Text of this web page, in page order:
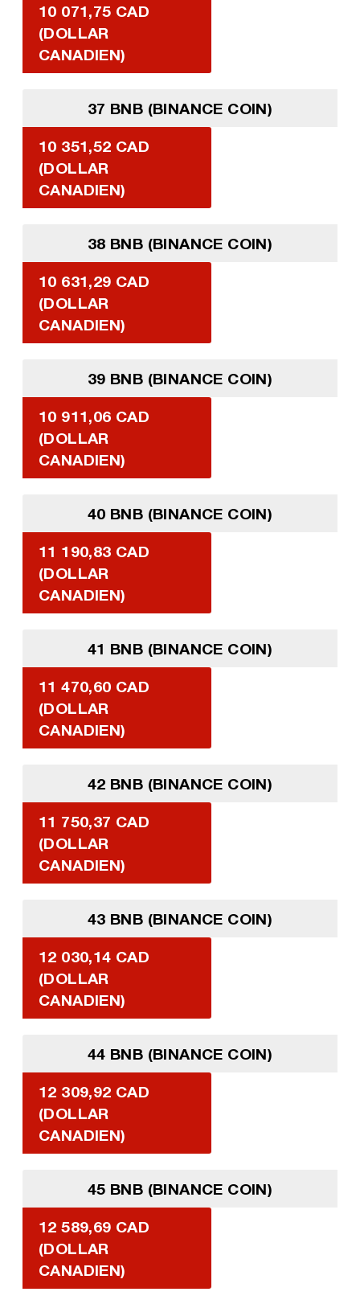
10 071,75 CAD
(DOLLAR
CANADIEN)
37 BNB (BINANCE COIN)
10 351,52 CAD
(DOLLAR
CANADIEN)
38 BNB (BINANCE COIN)
10 631,29 CAD
(DOLLAR
CANADIEN)
39 BNB (BINANCE COIN)
10 911,06 CAD
(DOLLAR
CANADIEN)
40 BNB (BINANCE COIN)
11 190,83 CAD
(DOLLAR
CANADIEN)
41 BNB (BINANCE COIN)
11 470,60 CAD
(DOLLAR
CANADIEN)
42 BNB (BINANCE COIN)
11 750,37 CAD
(DOLLAR
CANADIEN)
43 BNB (BINANCE COIN)
12 030,14 CAD
(DOLLAR
CANADIEN)
44 BNB (BINANCE COIN)
12 309,92 CAD
(DOLLAR
CANADIEN)
45 BNB (BINANCE COIN)
12 589,69 CAD
(DOLLAR
CANADIEN)